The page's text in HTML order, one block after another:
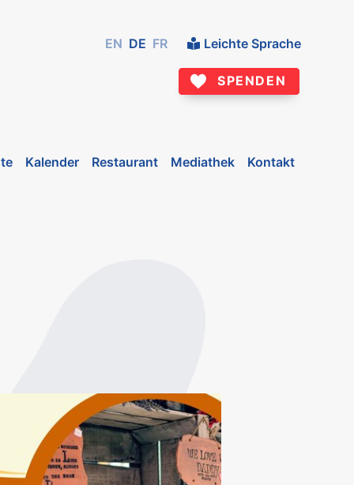
EN DE FR Leichte Sprache
SPENDEN
Kalender Restaurant Mediathek Kontakt